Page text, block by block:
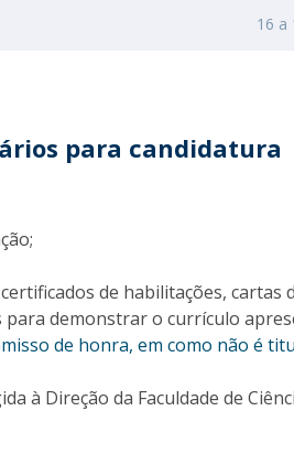
16 a
para candidatura
de habilitações, cartas
demonstrar o currículo
de honra, em como não é
à Direção da Faculdade de